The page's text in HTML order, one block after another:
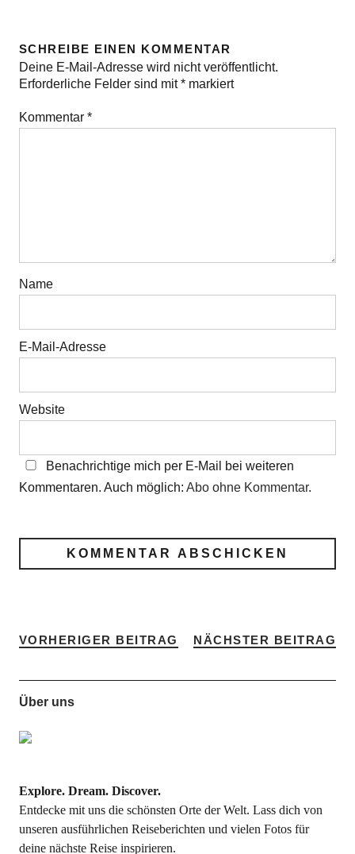
SCHREIBE EINEN KOMMENTAR
Deine E-Mail-Adresse wird nicht veröffentlicht.
Erforderliche Felder sind mit*markiert
Kommentar *
Name
E-Mail-Adresse
Website
Benachrichtige mich per E-Mail bei weiteren
Kommentaren. Auch möglich: Abo ohne Kommentar.
VORHERIGER BEITRAG NÄCHSTER BEITRAG
Über uns
Explore. Dream. Discover.
Entdecke mit uns die schönsten Orte der Welt. Lass dich von
unseren ausführlichen Reiseberichten und vielen Fotos für
deine nächste Reise inspirieren.